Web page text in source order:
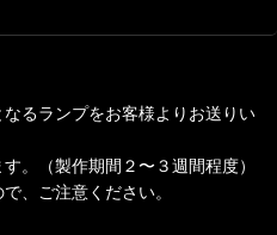
るランプをお客様よりお送りい
。（製作期間２〜３週間程度）
、ご注意ください。